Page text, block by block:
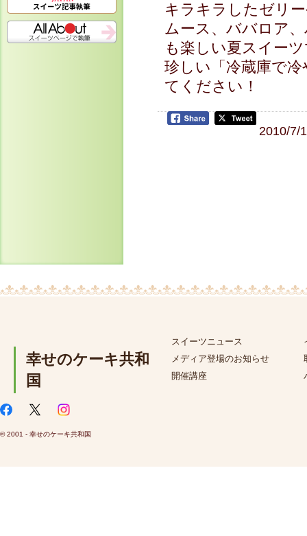
キラキラしたゼリ
ムース、ババロア
も楽しい夏スイー
珍しい「冷蔵庫で
てください！
2010/7/
幸せのケーキ共和
国
スイーツニュース
メディア登場のお知らせ
開催講座
© 2001 - 幸せのケーキ共和国